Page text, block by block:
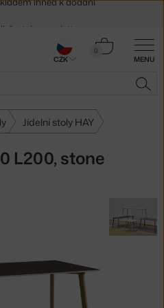
MENU
0
Košík
Jídelní stoly HAY
L200, stone
vrácení zboží
CZK